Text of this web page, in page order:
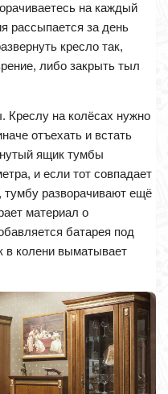
на каждый
рассыпается за день
кресло так,
либо закрыть тыл
Креслу на колёсах нужно
отъехать и встать
ящик тумбы
и если тот совпадает
тумбу разворачивают ещё
материал о
батарея под
в колени выматывает